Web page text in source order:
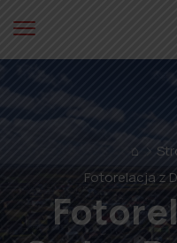
⌂
Fotorelacja z